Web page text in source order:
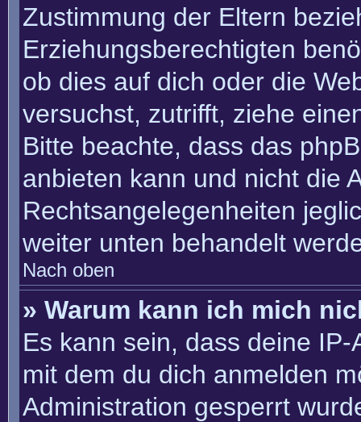
Zustimmung der Eltern
Erziehungsberechtigten
ob dies auf dich oder die
versuchst, zutrifft, ziehe
Bitte beachte, dass das
anbieten kann und nicht die
Rechtsangelegenheiten
weiter unten behandelt
Nach oben
» Warum kann ich mich
Es kann sein, dass deine
mit dem du dich anmelden
Administration gesperrt